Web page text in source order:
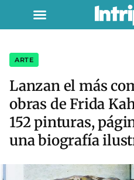
ARTE
Lanzan el más
obras de Frida
152 pinturas,
una biografía